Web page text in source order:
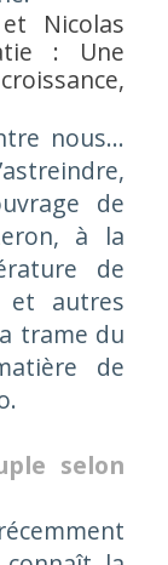
Nicolas
: Une
,
nous…
de
à la
de
et autres
trame du
de
selon